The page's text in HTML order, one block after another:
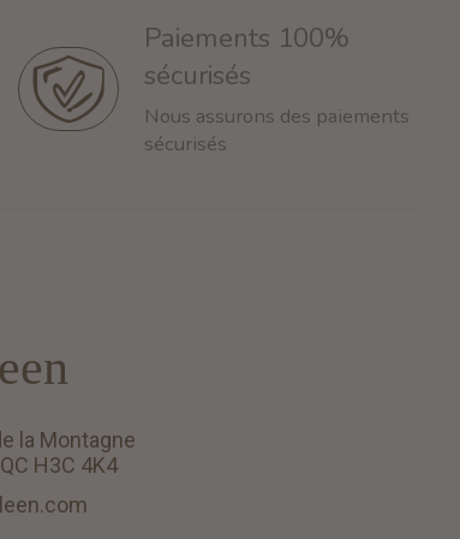
Paiements 100%
sécurisés
Nous assurons des paiements
sécurisés
la Montagne
H3C 4K4